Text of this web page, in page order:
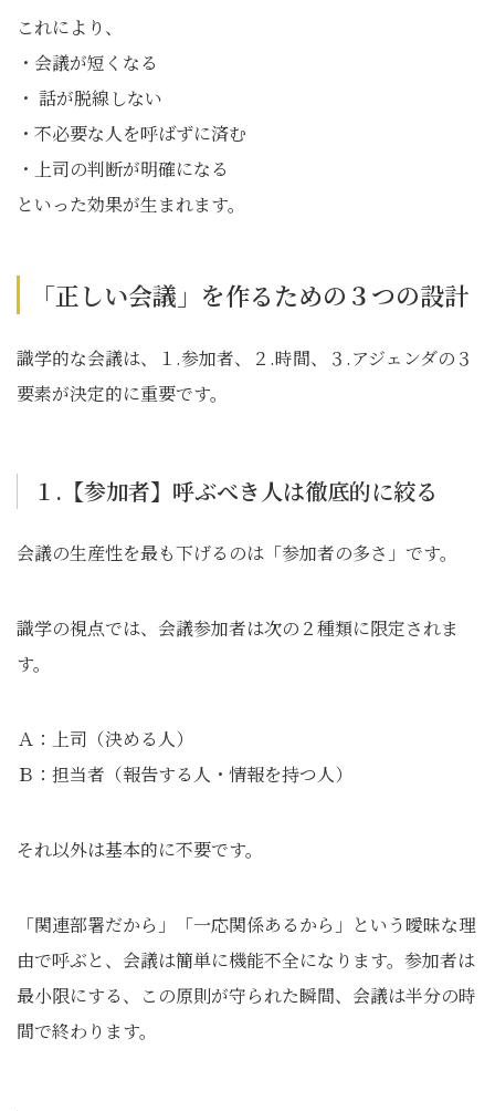
これにより、
・会議が短くなる
・ 話が脱線しない
・不必要な人を呼ばずに済む
・上司の判断が明確になる
といった効果が生まれます。
「正しい会議」を作るための３つの設計
識学的な会議は、１.参加者、２.時間、３.アジェンダの３
要素が決定的に重要です。
１.【参加者】呼ぶべき人は徹底的に絞る
会議の生産性を最も下げるのは「参加者の多さ」です。
識学の視点では、会議参加者は次の２種類に限定されま
す。
Ａ：上司（決める人）
Ｂ：担当者（報告する人・情報を持つ人）
それ以外は基本的に不要です。
「関連部署だから」「一応関係あるから」という曖昧な理
由で呼ぶと、会議は簡単に機能不全になります。参加者は
最小限にする、この原則が守られた瞬間、会議は半分の時
間で終わります。